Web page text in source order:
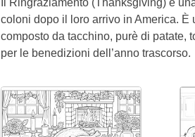
Il Ringraziamento (Thanksgiving) è
coloni dopo il loro arrivo in America.
composto da tacchino, purè di patate,
per le benedizioni dell’anno trascorso.